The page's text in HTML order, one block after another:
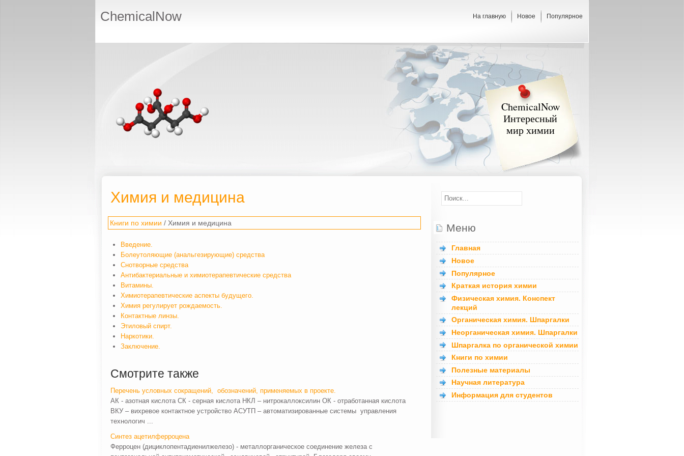
ChemicalNow На главную Новое Популярное
ChemicalNow
Интересный
мир химии
Химия и медицина
Книги по химии / Химия и медицина
Введение.
Болеутоляющие (анальгезирующие) средства
Снотворные средства
Антибактериальные и химиотерапевтические средства
Витамины.
Химиотерапевтические аспекты будущего.
Химия регулирует рождаемость.
Контактные линзы.
Этиловый спирт.
Наркотики.
Заключение.
Смотрите также
Перечень условных сокращений, обозначений, применяемых в проекте.
АК - азотная кислота СК - серная кислота НКЛ – нитрокаллоксилин ОК - отработанная кислота
ВКУ – вихревое контактное устройство АСУТП – автоматизированные системы управления
технологич ...
Синтез ацетилферроцена
Ферроцен (дициклопентадиенилжелезо) - металлорганическое соединение железа с
Меню
Главная
Новое
Популярное
Краткая история химии
Физическая химия. Конспект
лекций
Органическая химия. Шпаргалки
Неорганическая химия. Шпаргалки
Шпаргалка по органической химии
Книги по химии
Полезные материалы
Научная литература
Информация для студентов